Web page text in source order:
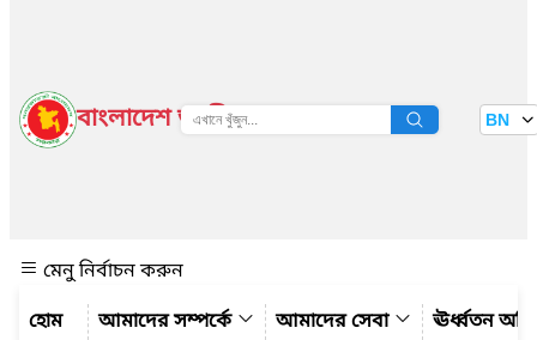
বাংলাদেশ জাতীয় তথ্য বাতায়ন BN
মেনু নির্বাচন করুন
আমাদের সম্পর্কে
আমাদের সেবা ঊর্ধ্বতন